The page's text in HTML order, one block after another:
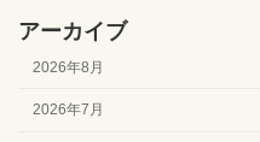
アーカイブ
2026年8月
2026年7月